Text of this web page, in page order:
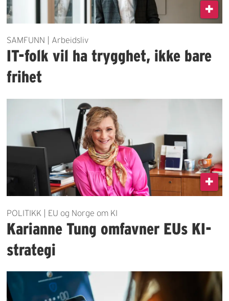
SAMFUNN | Arbeidsliv
IT-folk vil ha trygghet, ikke bare
frihet
POLITIKK | EU og Norge om KI
Karianne Tung omfavner EUs KI-
strategi